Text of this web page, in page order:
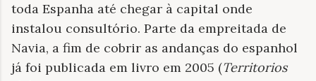
toda Espanha até chegar à capital onde
instalou consultório. Parte da empreitada de
Navia, a fim de cobrir as andanças do espanhol
já foi publicada em livro em 2005 (Territorios